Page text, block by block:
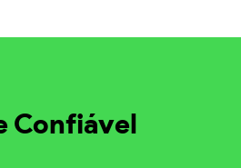
Confiável